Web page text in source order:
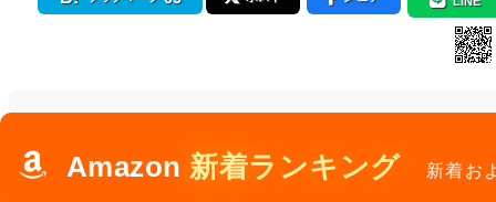
Amazon 新着ランキング 新着お